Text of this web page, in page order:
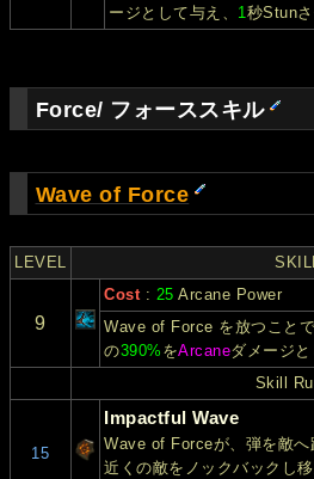
ージとして与え、 1秒Stunさ
Force/ フォーススキル
Wave of Force
LEVEL
9
Cost: 25 Arcane Power
Wave of Force を放つこと
の390% をArcaneダメージと
Skill
15
Impactful Wave
Wave of Forceが、弾を敵
近くの敵をノックバックし